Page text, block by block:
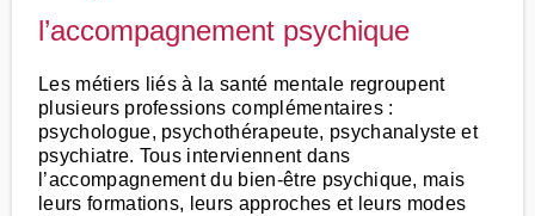
l’accompagnement psychique
Les métiers liés à la santé mentale regroupent
plusieurs professions complémentaires :
psychologue, psychothérapeute, psychanalyste et
psychiatre. Tous interviennent dans
l’accompagnement du bien-être psychique, mais
leurs formations, leurs approches et leurs modes